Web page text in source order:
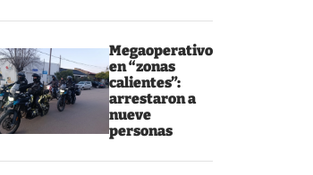
Megaoperativo
en “zonas
calientes”:
arrestaron a
nueve
personas